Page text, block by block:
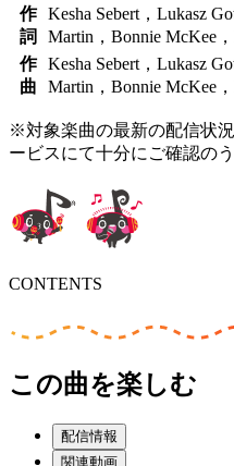
作
詞
Kesha Sebert，Lukasz
Martin，Bonnie McKee
作
曲
Kesha Sebert，Lukasz
Martin，Bonnie McKee
※対象楽曲の最新の配信状
ービスにて十分にご確認の
CONTENTS
この曲を楽しむ
配信情報
関連動画